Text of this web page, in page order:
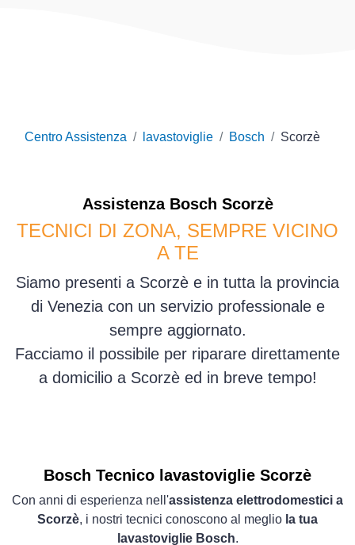
Centro Assistenza lavastoviglie Bosch Scorzè
Assistenza Bosch Scorzè
TECNICI DI ZONA, SEMPRE VICINO
A TE
Siamo presenti a Scorzè e in tutta la provincia
di Venezia con un servizio professionale e
sempre aggiornato.
Facciamo il possibile per riparare direttamente
a domicilio a Scorzè ed in breve tempo!
Bosch Tecnico lavastoviglie Scorzè
Con anni di esperienza nell'assistenza elettrodomestici a
Scorzè, i nostri tecnici conoscono al meglio la tua
lavastoviglie Bosch.